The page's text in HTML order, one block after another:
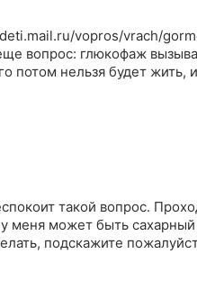
vopros/vrach/
вопрос: глюкофаж
потом нельзя будет
такой вопрос.
меня может быть
подскажите